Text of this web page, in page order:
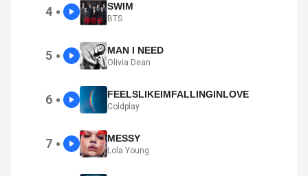
4 ● SWIM
BTS
5 ● MAN I NEED
Olivia Dean
6 ● FEELSLIKEIMFALLINGINLOVE
Coldplay
7 ● MESSY
Lola Young